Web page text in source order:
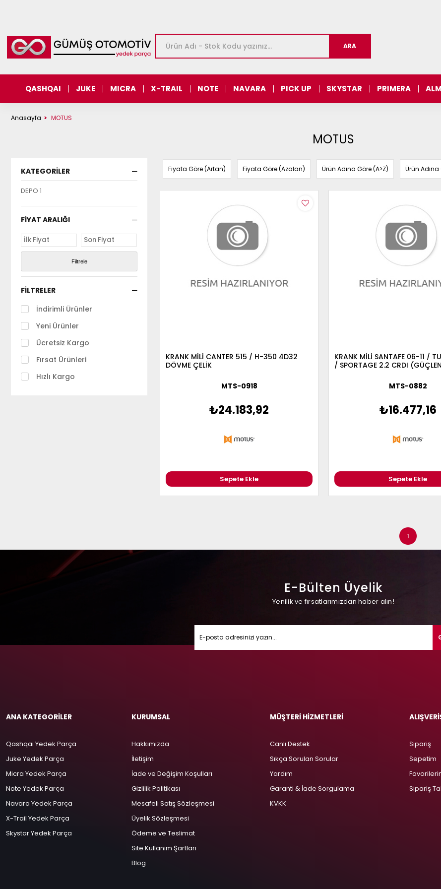
QASHQAI JUKE MICRA X-TRAIL NOTE NAVARA PICK UP SKYSTAR PRIMERA
Anasayfa MOTUS
MOTUS
KATEGORILER
DEPO 1
FIYAT ARALIĞI
Filtrele
FILTRELER
İndirimli Ürünler
Yeni Ürünler
Ücretsiz Kargo
Fırsat Ürünleri
Hızlı Kargo
Fiyata Göre (Artan) Fiyata Göre (Azalan) Ürün Adına Göre (A>Z) Ürün Adına
KRANK MİLİ CANTER 515 / H-350 4D32
DÖVME ÇELİK
MTS-0918
₺24.183,92
Sepete Ekle
KRANK MİLİ SANTAFE 06-11 /
/ SPORTAGE 2.2 CRDI
MTS-0882
₺16.477,16
Sepete Ekle
1
E-Bülten Üyelik
Yenilik ve fırsatlarımızdan haber alın!
ANA KATEGORİLER
Qashqai Yedek Parça
Juke Yedek Parça
Micra Yedek Parça
Note Yedek Parça
Navara Yedek Parça
X-Trail Yedek Parça
Skystar Yedek Parça
KURUMSAL
Hakkımızda
İletişim
İade ve Değişim Koşulları
Gizlilik Politikası
Mesafeli Satış Sözleşmesi
Üyelik Sözleşmesi
Ödeme ve Teslimat
Site Kullanım Şartları
Blog
MÜŞTERİ HİZMETLERİ
Canlı Destek
Sıkça Sorulan Sorular
Yardım
Garanti & İade Sorgulama
KVKK
Sipariş
Sepetim
Sipariş